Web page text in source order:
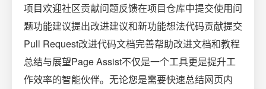
项目欢迎社区贡献问题反馈在项目仓库中提交使用问
题功能建议提出改进建议和新功能想法代码贡献提交
Pull Request改进代码文档完善帮助改进文档和教程
总结与展望Page Assist不仅是一个工具更是提升工
作效率的智能伙伴。无论您是需要快速总结网页内